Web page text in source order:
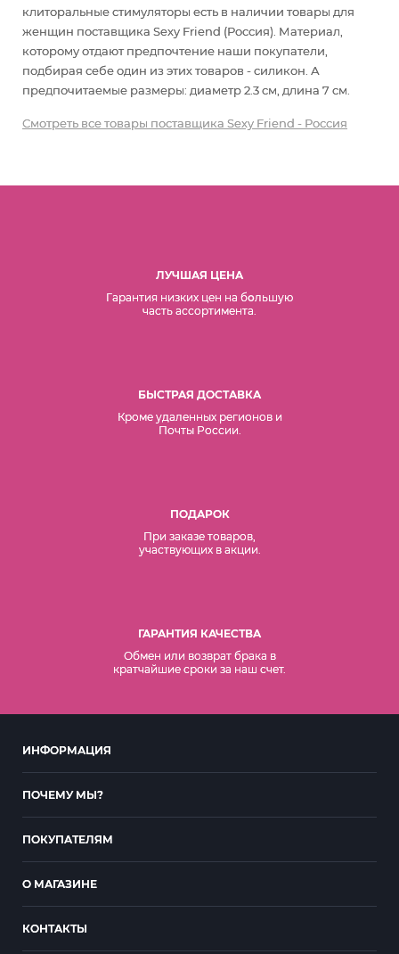
клиторальные стимуляторы есть в наличии товары для
женщин поставщика Sexy Friend (Россия). Материал,
которому отдают предпочтение наши покупатели,
подбирая себе один из этих товаров - силикон. А
предпочитаемые размеры: диаметр 2.3 см, длина 7 см.
Смотреть все товары поставщика Sexy Friend - Россия
ЛУЧШАЯ ЦЕНА
Гарантия низких цен на большую
часть ассортимента.
БЫСТРАЯ ДОСТАВКА
Кроме удаленных регионов и
Почты России.
ПОДАРОК
При заказе товаров,
участвующих в акции.
ГАРАНТИЯ КАЧЕСТВА
Обмен или возврат брака в
кратчайшие сроки за наш счет.
ИНФОРМАЦИЯ
ПОЧЕМУ МЫ?
ПОКУПАТЕЛЯМ
О МАГАЗИНЕ
КОНТАКТЫ